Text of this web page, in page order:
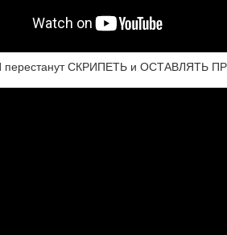
СКРИПЕТЬ и ОСТАВЛЯТЬ